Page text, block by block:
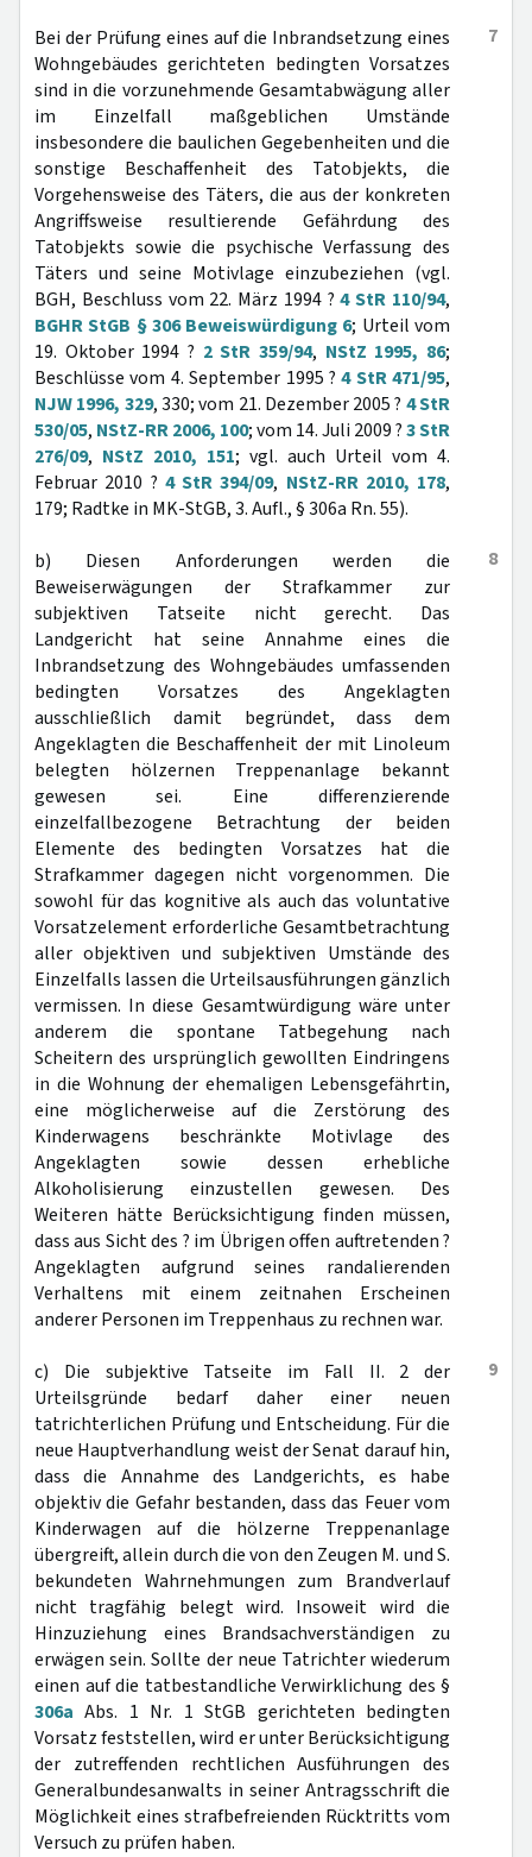
7
Bei der Prüfung eines auf die Inbrandsetzung eines
Wohngebäudes gerichteten bedingten Vorsatzes
sind in die vorzunehmende Gesamtabwägung aller
im Einzelfall maßgeblichen Umstände
insbesondere die baulichen Gegebenheiten und die
sonstige Beschaffenheit des Tatobjekts, die
Vorgehensweise des Täters, die aus der konkreten
Angriffsweise resultierende Gefährdung des
Tatobjekts sowie die psychische Verfassung des
Täters und seine Motivlage einzubeziehen (vgl.
BGH, Beschluss vom 22. März 1994 ?4 StR 110/94,
BGHR StGB § 306 Beweiswürdigung 6; Urteil vom
19. Oktober 1994 ? 2 StR 359/94, NStZ 1995, 86;
Beschlüsse vom 4. September 1995 ?4 StR 471/95,
NJW 1996, 329, 330; vom 21. Dezember 2005 ? 4 StR
530/05, NStZ-RR 2006, 100; vom 14. Juli 2009 ?3 StR
276/09, NStZ 2010, 151; vgl. auch Urteil vom 4.
Februar 2010 ? 4 StR 394/09, NStZ-RR 2010, 178,
179; Radtke in MK-StGB, 3. Aufl., § 306a Rn. 55).
8
b) Diesen Anforderungen werden die
Beweiserwägungen der Strafkammer zur
subjektiven Tatseite nicht gerecht. Das
Landgericht hat seine Annahme eines die
Inbrandsetzung des Wohngebäudes umfassenden
bedingten Vorsatzes des Angeklagten
ausschließlich damit begründet, dass dem
Angeklagten die Beschaffenheit der mit Linoleum
belegten hölzernen Treppenanlage bekannt
gewesen sei. Eine differenzierende
einzelfallbezogene Betrachtung der beiden
Elemente des bedingten Vorsatzes hat die
Strafkammer dagegen nicht vorgenommen. Die
sowohl für das kognitive als auch das voluntative
Vorsatzelement erforderliche Gesamtbetrachtung
aller objektiven und subjektiven Umstände des
Einzelfalls lassen die Urteilsausführungen gänzlich
vermissen. In diese Gesamtwürdigung wäre unter
anderem die spontane Tatbegehung nach
Scheitern des ursprünglich gewollten Eindringens
in die Wohnung der ehemaligen Lebensgefährtin,
eine möglicherweise auf die Zerstörung des
Kinderwagens beschränkte Motivlage des
Angeklagten sowie dessen erhebliche
Alkoholisierung einzustellen gewesen. Des
Weiteren hätte Berücksichtigung finden müssen,
dass aus Sicht des ? im Übrigen offen auftretenden ?
Angeklagten aufgrund seines randalierenden
Verhaltens mit einem zeitnahen Erscheinen
anderer Personen im Treppenhaus zu rechnen war.
9
c) Die subjektive Tatseite im Fall II. 2 der
Urteilsgründe bedarf daher einer neuen
tatrichterlichen Prüfung und Entscheidung. Für die
neue Hauptverhandlung weist der Senat darauf hin,
dass die Annahme des Landgerichts, es habe
objektiv die Gefahr bestanden, dass das Feuer vom
Kinderwagen auf die hölzerne Treppenanlage
übergreift, allein durch die von den Zeugen M. und S.
bekundeten Wahrnehmungen zum Brandverlauf
nicht tragfähig belegt wird. Insoweit wird die
Hinzuziehung eines Brandsachverständigen zu
erwägen sein. Sollte der neue Tatrichter wiederum
einen auf die tatbestandliche Verwirklichung des §
306a Abs. 1 Nr. 1 StGB gerichteten bedingten
Vorsatz feststellen, wird er unter Berücksichtigung
der zutreffenden rechtlichen Ausführungen des
Generalbundesanwalts in seiner Antragsschrift die
Möglichkeit eines strafbefreienden Rücktritts vom
Versuch zu prüfen haben.